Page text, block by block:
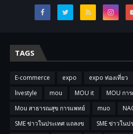
TAGS
E-commerce expo expo ท่องเที่ยว
livestyle
mou MOU it
MOU กา
Mou สาธารณสุข การแพทย์
muo
SME ข่าวในประเทศ แถลงข
SME ข่าวใน